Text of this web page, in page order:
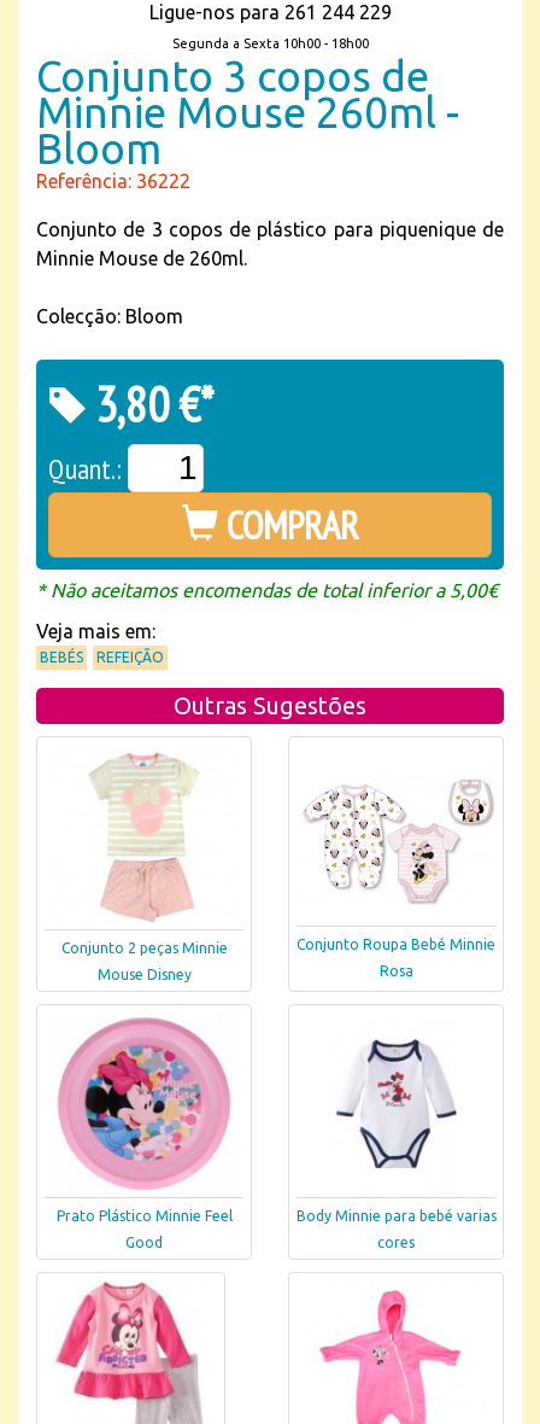
Ligue-nos para 261 244 229
Segunda a Sexta 10h00 - 18h00
Conjunto 3 copos de
Minnie Mouse 260ml -
Bloom
Referência: 36222
Conjunto de 3 copos de plástico para piquenique de
Minnie Mouse de 260ml.
Colecção: Bloom
3,80 €*
Quant.:
COMPRAR
* Não aceitamos encomendas de total inferior a 5,00€
Veja mais em:
BEBÉS REFEIÇÃO
Outras Sugestões
Conjunto 2 peças Minnie
Mouse Disney
Conjunto Roupa Bebé Minnie
Rosa
Prato Plástico Minnie Feel
Good
Body Minnie para bebé varias
cores